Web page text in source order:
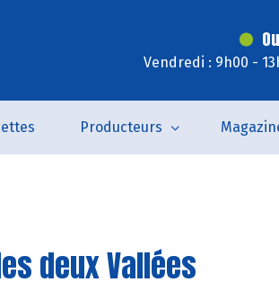
Vendredi : 9h00 -
Producteurs
deux Vallées